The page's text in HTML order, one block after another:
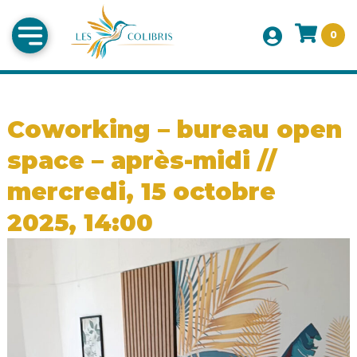
0
Coworking – bureau open
space – après-midi //
mercredi, 15 octobre
2025, 14:00